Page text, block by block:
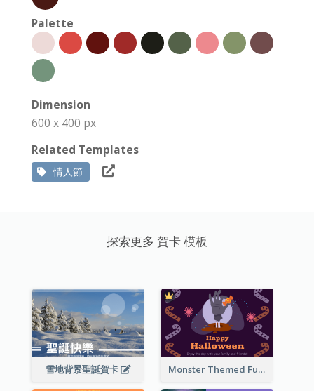
Palette
Dimension
600 x 400 px
Related Templates
情人節
探索更多 賀卡 模板
雪地背景聖誕賀卡 Monster Themed Fun Halloween Greeting Card